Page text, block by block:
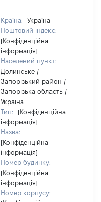
Країна:
Україна
Поштовий індекс:
[Конфіденційна
інформація]
Населений пункт:
Долинське /
Запорізький район /
Запорізька область /
Україна
Тип:
[Конфіденційна
інформація]
Назва:
[Конфіденційна
інформація]
Номер будинку:
[Конфіденційна
інформація]
Номер корпусу: